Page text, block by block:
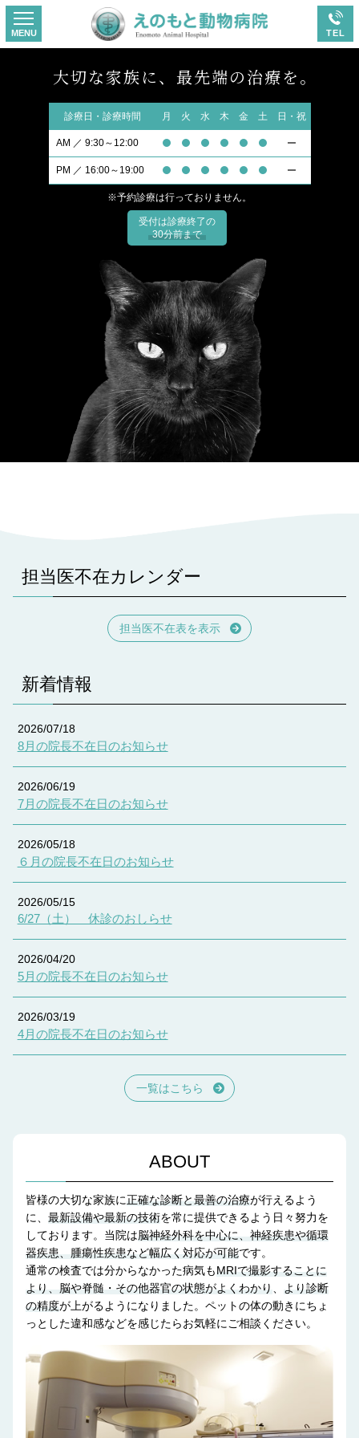
大切な家族に、最先端の治療を。
診療日・診療時間 月 火 水 木 金 土 日・祝
AM ／ 9:30～12:00
PM ／ 16:00～19:00
※予約診療は行っておりません。
受付は診療終了の
30分前まで
担当医不在カレンダー
担当医不在表を表示
新着情報
2026/07/18
8月の院長不在日のお知らせ
2026/06/19
7月の院長不在日のお知らせ
2026/05/18
６月の院長不在日のお知らせ
2026/05/15
6/27（土） 休診のおしらせ
2026/04/20
5月の院長不在日のお知らせ
2026/03/19
4月の院長不在日のお知らせ
一覧はこちら
ABOUT
皆様の大切な家族に正確な診断と最善の治療が行えるよう
に、 最新設備や最新の技術を常に提供できるよう日々努力を
しております。 当院は脳神経外科を中心に、神経疾患や循環
器疾患、腫瘍性疾患など幅広く対応が可能です。
通常の検査では分からなかった病気もMRIで撮影することに
より、脳や脊髄・その他器官の状態がよくわかり
より診断
の精度が上がるようになりました。ペットの体の動きにちょ
っとした違和感などを感じたらお気軽にご相談ください。